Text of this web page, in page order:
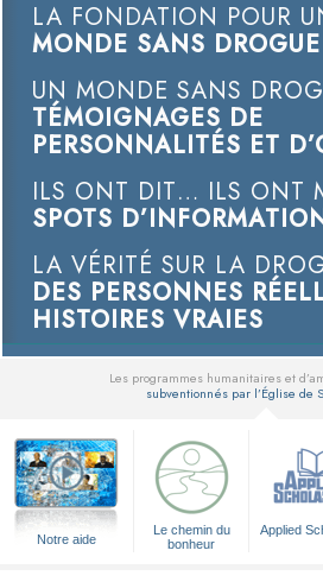
LA FONDATION POUR
MONDE SANS DROGUE
UN MONDE SANS
TÉMOIGNAGES DE
PERSONNALITÉS ET
ILS ONT DIT… ILS ONT
SPOTS
LA VÉRITÉ SUR LA
DES PERSONNES
HISTOIRES VRAIES
Les programmes humanitaires et
subventionnés par l’Église de
Notre aide
Le chemin du
bonheur
Applied